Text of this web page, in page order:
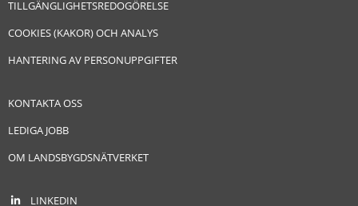
TILLGÄNGLIGHETSREDOGÖRELSE
COOKIES (KAKOR) OCH ANALYS
HANTERING AV PERSONUPPGIFTER
KONTAKTA OSS
LEDIGA JOBB
OM LANDSBYGDSNÄTVERKET
LINKEDIN